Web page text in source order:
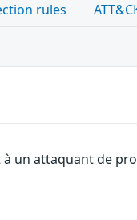
rules
un attaquant de